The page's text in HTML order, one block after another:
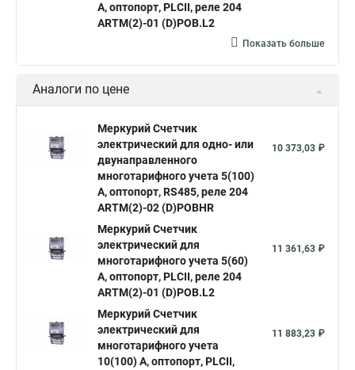
А, оптопорт, PLСII, реле 204
ARTM(2)-01 (D)POB.L2
Показать больше
Аналоги по цене
Меркурий Счетчик
электрический для одно- или
двунаправленного
многотарифного учета 5(100)
А, оптопорт, RS485, реле 204
ARTM(2)-02 (D)POBHR
10 373,03 ₽
Меркурий Счетчик
электрический для
многотарифного учета 5(60)
А, оптопорт, PLСII, реле 204
ARTM(2)-01 (D)POB.L2
11 361,63 ₽
Меркурий Счетчик
электрический для
многотарифного учета
10(100) А, оптопорт, PLСII,
11 883,23 ₽